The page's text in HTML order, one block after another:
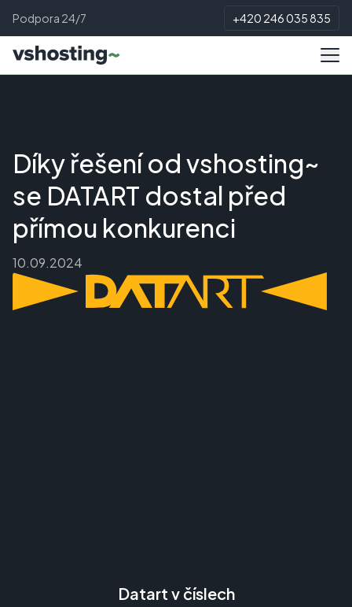
Podpora 24/7 +420 246 035 835
Díky řešení od vshosting~
se DATART dostal před
přímou konkurenci
10.09.2024
Datart v číslech